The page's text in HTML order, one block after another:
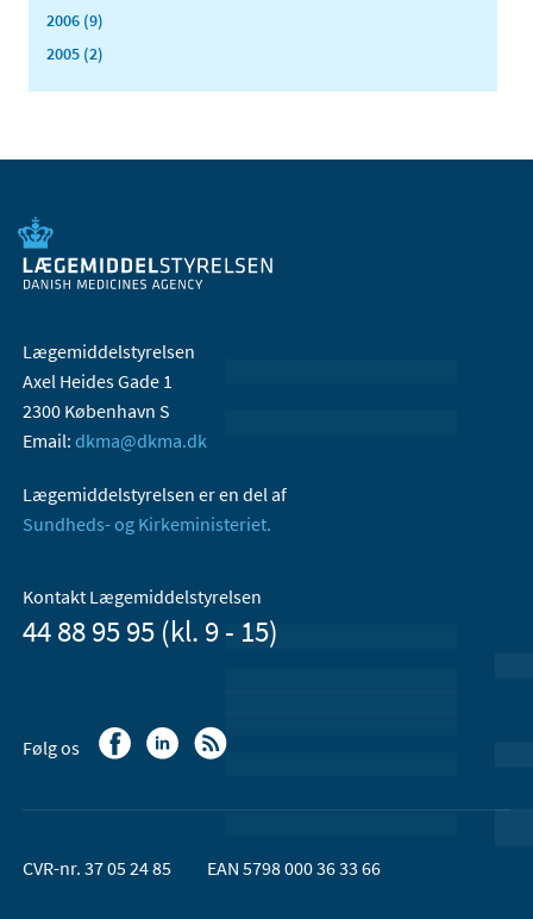
2006 (9)
2005 (2)
Lægemiddelstyrelsen
Axel Heides Gade 1
2300 København S
Email: dkma@dkma.dk
Lægemiddelstyrelsen er en del af
Sundheds- og Kirkeministeriet.
Kontakt Lægemiddelstyrelsen
44 88 95 95 (kl. 9 - 15)
Følg os
CVR-nr. 37 05 24 85 EAN 5798 000 36 33 66